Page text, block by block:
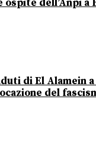
dell’Anpi a
di El Alamein a
del